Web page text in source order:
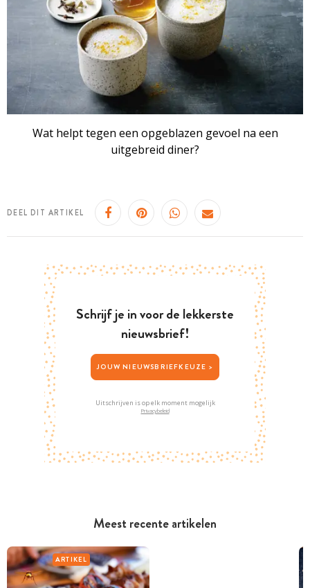
Meest recente artikelen
ARTIKEL
Wat helpt tegen een opgeblazen gevoel na een
uitgebreid diner?
DEEL DIT ARTIKEL
Schrijf je in voor de lekkerste
nieuwsbrief!
JOUW NIEUWSBRIEFKEUZE >
Uitschrijven is op elk moment mogelijk
Privacybeleid